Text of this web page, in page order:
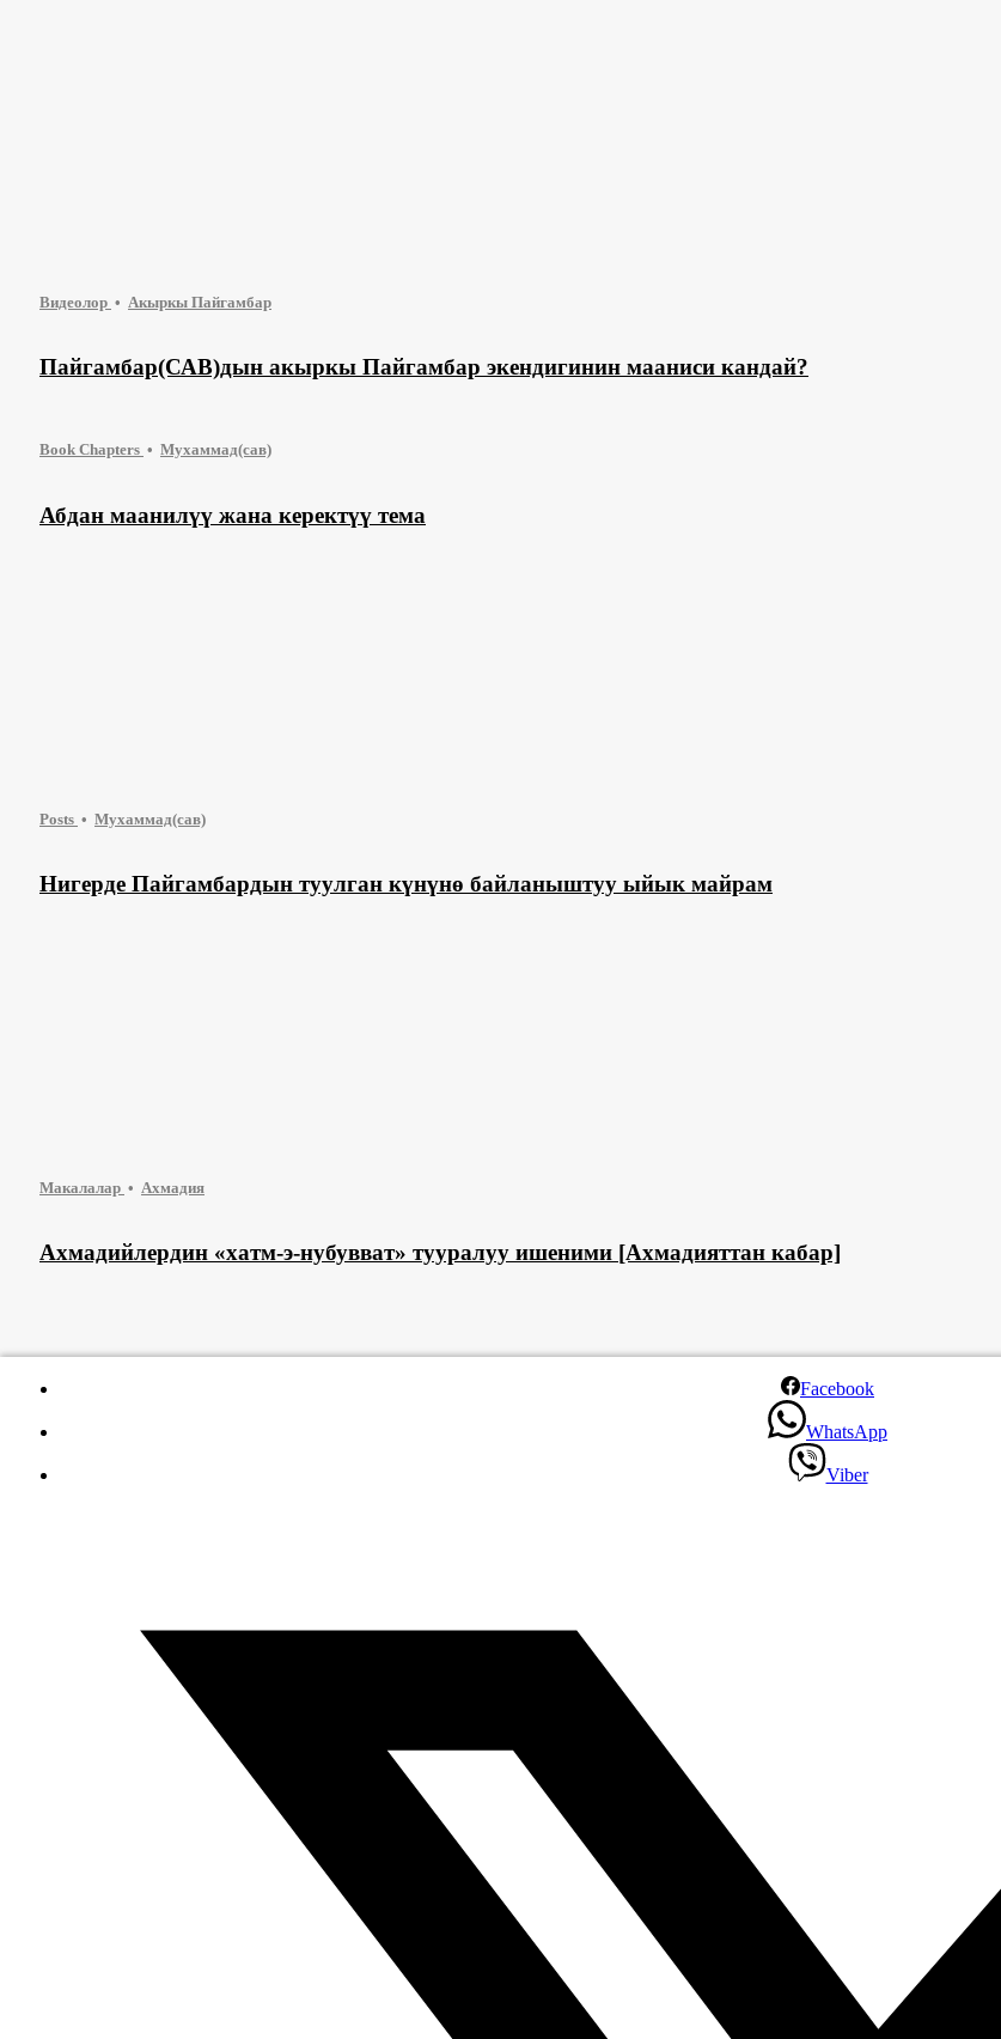
Видеолор Акыркы Пайгамбар
Пайгамбар(САВ)дын акыркы Пайгамбар экендигинин мааниси кандай?
Book Chapters Мухаммад(сав)
Абдан маанилүү жана керектүү тема
Posts Мухаммад(сав)
Нигерде Пайгамбардын туулган күнүнө байланыштуу ыйык майрам
Макалалар Ахмадия
Ахмадийлердин «хатм-э-нубувват» тууралуу ишеними [Ахмадияттан кабар]
Тандалма хадистер
Facebook
WhatsApp
Viber